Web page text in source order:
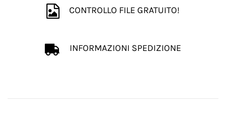
CONTROLLO FILE GRATUITO!
INFORMAZIONI SPEDIZIONE